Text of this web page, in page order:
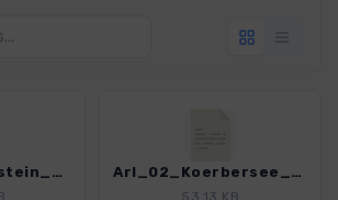
Arl_01_Widderstein_4121_5.gpx Arl_02_Koerbersee_4121_5.gpx
53.13 KB